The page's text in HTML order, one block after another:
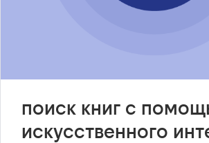
поиск книг с
искусственного